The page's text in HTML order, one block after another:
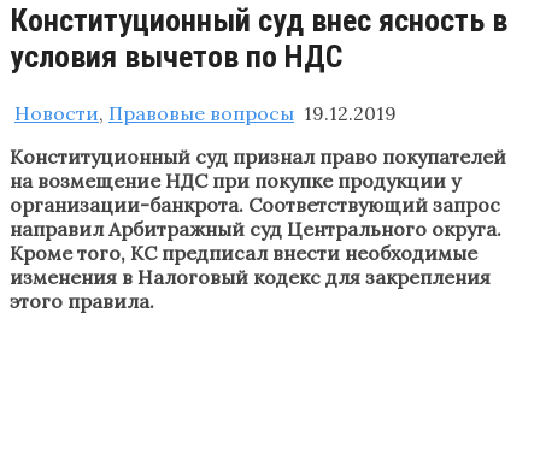
Конституционный суд внес ясность в
условия вычетов по НДС
Новости, Правовые вопросы 19.12.2019
Конституционный суд признал право покупателей
на возмещение НДС при покупке продукции у
организации-банкрота. Соответствующий запрос
направил Арбитражный суд Центрального округа.
Кроме того, КС предписал внести необходимые
изменения в Налоговый кодекс для закрепления
этого правила.